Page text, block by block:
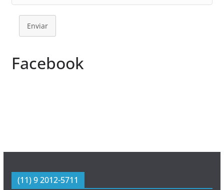
Enviar
Facebook
(11) 9 2012-5711